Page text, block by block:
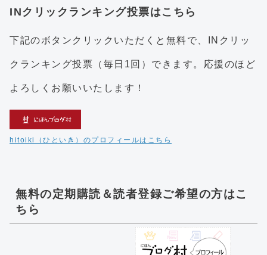
INクリックランキング投票はこちら
下記のボタンクリックいただくと無料で、INクリッ
クランキング投票（毎日1回）できます。応援のほど
よろしくお願いいたします！
hitoiki（ひといき）のプロフィールはこちら
無料の定期購読＆読者登録ご希望の方はこ
ちら